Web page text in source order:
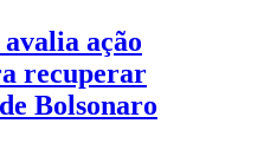
ação
recuperar
Bolsonaro